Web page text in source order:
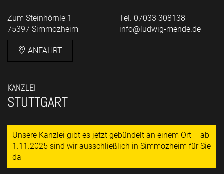
Zum Steinhörnle 1
75397 Simmozheim
ANFAHRT
Tel. 07033 308138
info@ludwig-mende.de
KANZLEI
STUTTGART
Unsere Kanzlei gibt es jetzt gebündelt an einem Ort – ab
1.11.2025 sind wir ausschließlich in Simmozheim für Sie
da